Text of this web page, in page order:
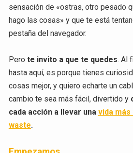
sensación de «ostras, otro pesado
hago las cosas» y que te está
pestaña del navegador.
Pero te invito a que te quedes. Al
hasta aquí, es porque tienes
cosas mejor, y quiero echarte un
cambio te sea más fácil, divertido y
cada acción a llevar una vida
waste.